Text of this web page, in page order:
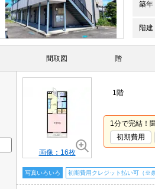
築年
階建
間取図 階
画像：16枚
1階
1分で完結！
初期費用
写真いろいろ 初期費用クレジット払い可（※